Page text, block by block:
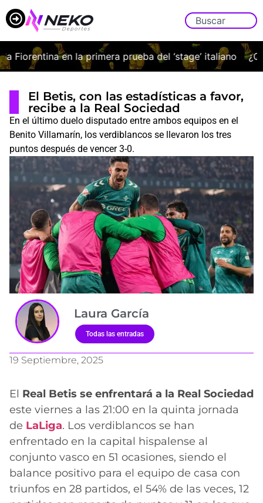
en la primera prueba del ‘stage’ italiano
El Betis, con las estadísticas a favor,
recibe a la Real Sociedad
En el último duelo disputado entre ambos equipos en el
Benito Villamarín, los verdiblancos se llevaron los tres
puntos después de vencer 3-0.
Laura García
Todas las entradas
19 Septiembre, 2025
El Real Betis se enfrentará a la Real Sociedad
este viernes a las 21:00 en la quinta jornada
de LaLiga. Los verdiblancos se han
enfrentado en la capital hispalense al
conjunto vasco en 51 ocasiones, siendo el
balance positivo para el equipo de casa con
triunfos en 28 partidos, el 54% de las veces, 12